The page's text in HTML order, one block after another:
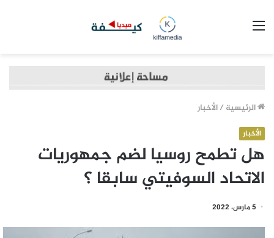
الرئيسية /الأخبار
الأخبار
هل تطمح روسيا لضم جمهوريات
الاتحاد السوفيتي سابقا ؟
5 مارس، 2022